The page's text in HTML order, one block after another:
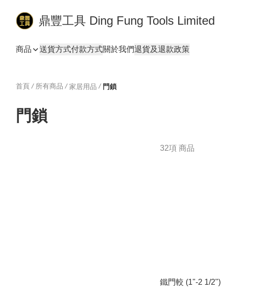
鼎豐工具 Ding Fung Tools Limited
商品 送貨方式付款方式關於我們退貨及退款政策
首頁 / 所有商品 / 家居用品 / 門鎖
門鎖
32項 商品
鐵門較 (1"-2 1/2")